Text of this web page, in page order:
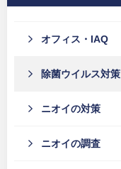
オフィス・IAQ
除菌ウイルス対策
ニオイの対策
ニオイの調査